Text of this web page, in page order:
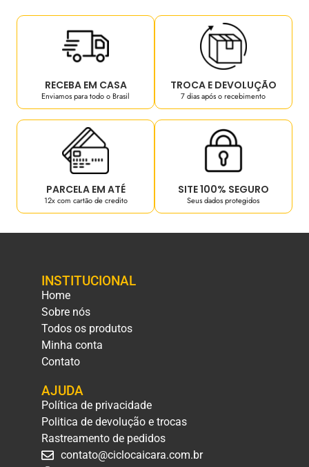
RECEBA EM CASA
Enviamos para todo o Brasil
TROCA E DEVOLUÇÃO
7 dias após o recebimento
PARCELA EM ATÉ
12x com cartão de credito
SITE 100% SEGURO
Seus dados protegidos
INSTITUCIONAL
Home
Sobre nós
Todos os produtos
Minha conta
Contato
AJUDA
Política de privacidade
Politica de devolução e trocas
Rastreamento de pedidos
contato@ciclocaicara.com.br